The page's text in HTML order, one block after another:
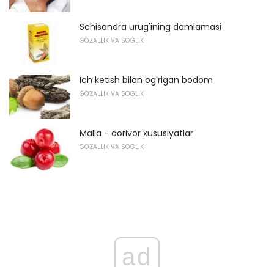
Schisandra urug'ining damlamasi
GO'ZALLIK VA SO'GLIK
Ich ketish bilan og'rigan bodom
GO'ZALLIK VA SO'GLIK
Malla - dorivor xususiyatlar
GO'ZALLIK VA SO'GLIK
ad